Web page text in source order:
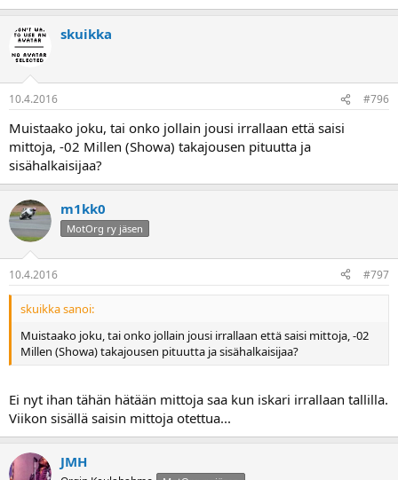
skuikka
10.4.2016 #796
Muistaako joku, tai onko jollain jousi irrallaan että saisi
mittoja, -02 Millen (Showa) takajousen pituutta ja
sisähalkaisijaa?
m1kk0
MotOrg ry jäsen
10.4.2016 #797
skuikka sanoi:
Muistaako joku, tai onko jollain jousi irrallaan että saisi mittoja, -02
Millen (Showa) takajousen pituutta ja sisähalkaisijaa?
Ei nyt ihan tähän hätään mittoja saa kun iskari irrallaan tallilla.
Viikon sisällä saisin mittoja otettua...
JMH